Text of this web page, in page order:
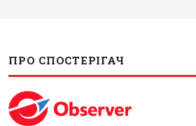
ПРО СПОСТЕРІГАЧ